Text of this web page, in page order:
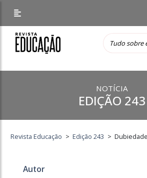
NOTÍCIA
EDIÇÃO 243
Revista Educação > Edição 243 >
Autor